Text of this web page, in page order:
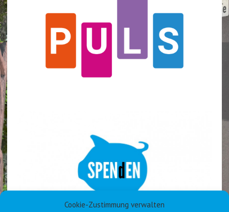
Cookie-Zustimmung verwalten